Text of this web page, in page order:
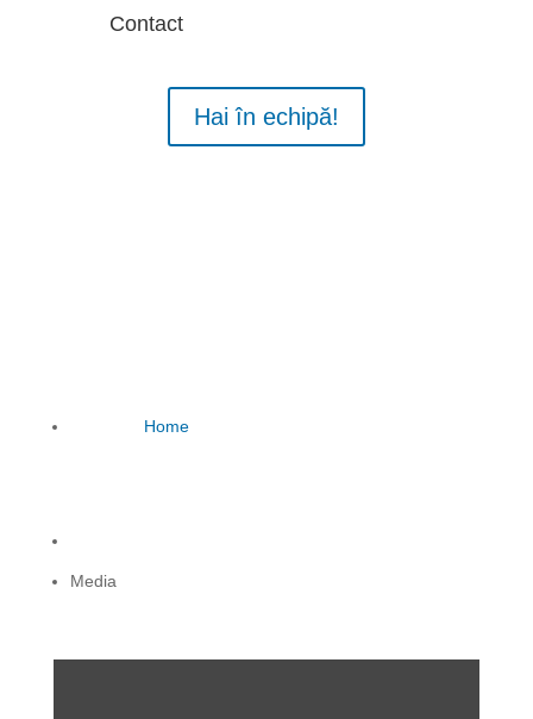
Contact
Hai în echipă!
Home
Media